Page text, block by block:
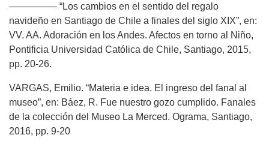
————— “Los cambios en el sentido del regalo
navideño en Santiago de Chile a finales del siglo XIX”, en:
VV. AA. Adoración en los Andes. Afectos en torno al Niño,
Pontificia Universidad Católica de Chile, Santiago, 2015,
pp. 20-26.
VARGAS, Emilio. “Materia e idea. El ingreso del fanal al
museo”, en: Báez, R. Fue nuestro gozo cumplido. Fanales
de la colección del Museo La Merced. Ograma, Santiago,
2016, pp. 9-20